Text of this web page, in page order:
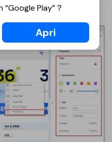
e l'opacità del markup.
Play”？
Apri